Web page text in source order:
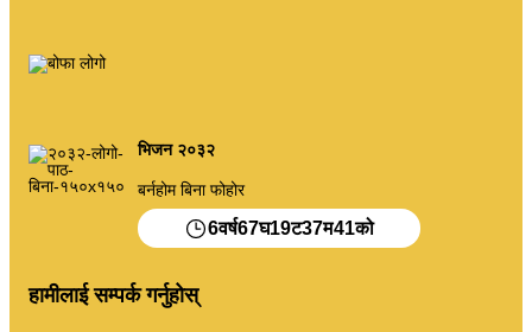
भिजन २०३२
बर्नहोम बिना फोहोर
6वर्ष67घ19ट37म41को
हामीलाई सम्पर्क गर्नुहोस्